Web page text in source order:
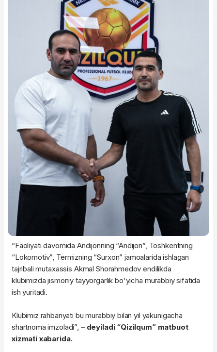
“Faoliyati davomida Andijonning “Andijon”, Toshkentning
“Lokomotiv”, Termizning “Surxon” jamoalarida ishlagan
tajribali mutaxassis Akmal Shorahmedov endilikda
klubimizda jismoniy tayyorgarlik bo'yicha murabbiy sifatida
ish yuritadi.
Klubimiz rahbariyati bu murabbiy bilan yil yakunigacha
shartnoma imzoladi”, – deyiladi “Qizilqum” matbuot
xizmati xabarida.